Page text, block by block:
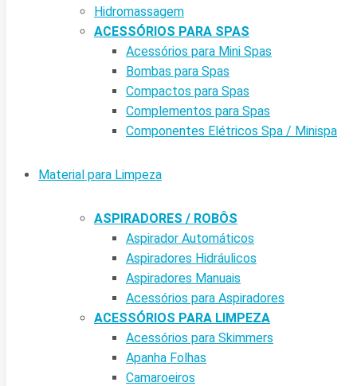
Hidromassagem
ACESSÓRIOS PARA SPAS
Acessórios para Mini Spas
Bombas para Spas
Compactos para Spas
Complementos para Spas
Componentes Elétricos Spa / Minispa
Material para Limpeza
ASPIRADORES / ROBÔS
Aspirador Automáticos
Aspiradores Hidráulicos
Aspiradores Manuais
Acessórios para Aspiradores
ACESSÓRIOS PARA LIMPEZA
Acessórios para Skimmers
Apanha Folhas
Camaroeiros